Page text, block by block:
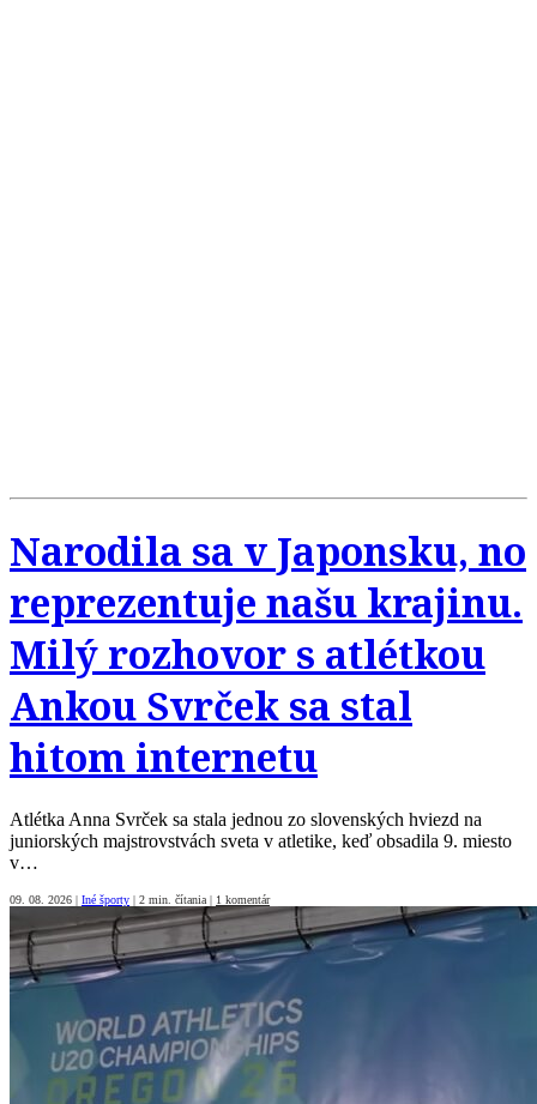
Narodila sa v Japonsku, no
reprezentuje našu krajinu.
Milý rozhovor s atlétkou
Ankou Svrček sa stal
hitom internetu
Atlétka Anna Svrček sa stala jednou zo slovenských hviezd na
juniorských majstrovstvách sveta v atletike, keď obsadila 9. miesto
v…
09. 08. 2026 | Iné športy | 2 min. čítania | 1 komentár